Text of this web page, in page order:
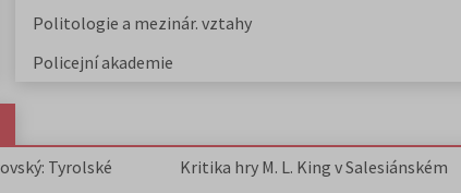
Politologie a mezinár. vztahy
Policejní akademie
Tyrolské
Kritika hry M. L. King v Salesiánském